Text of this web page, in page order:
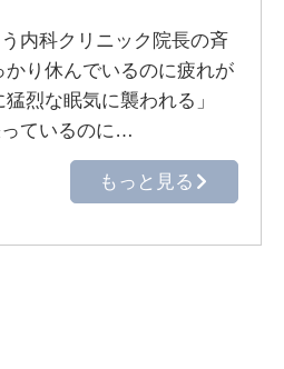
内科クリニック院長の斉
り休んでいるのに疲れが
烈な眠気に襲われる」
っているのに…
もっと見る